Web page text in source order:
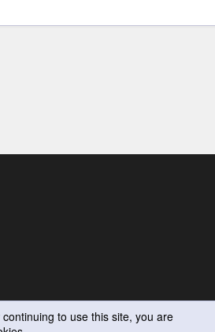
to use this site, you are